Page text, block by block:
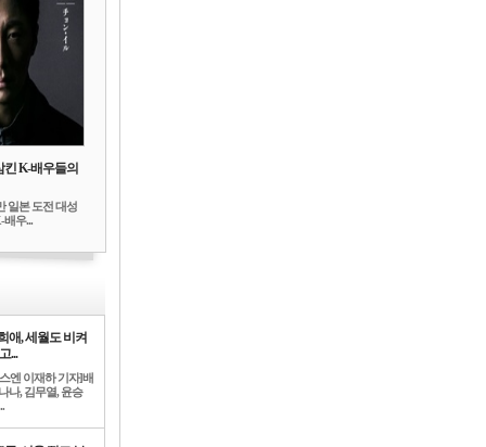
킨 K-배우들의
일본 도전 대성
우...
애, 세월도 비켜
...
엔 이재하 기자]배
나, 김무열, 윤승